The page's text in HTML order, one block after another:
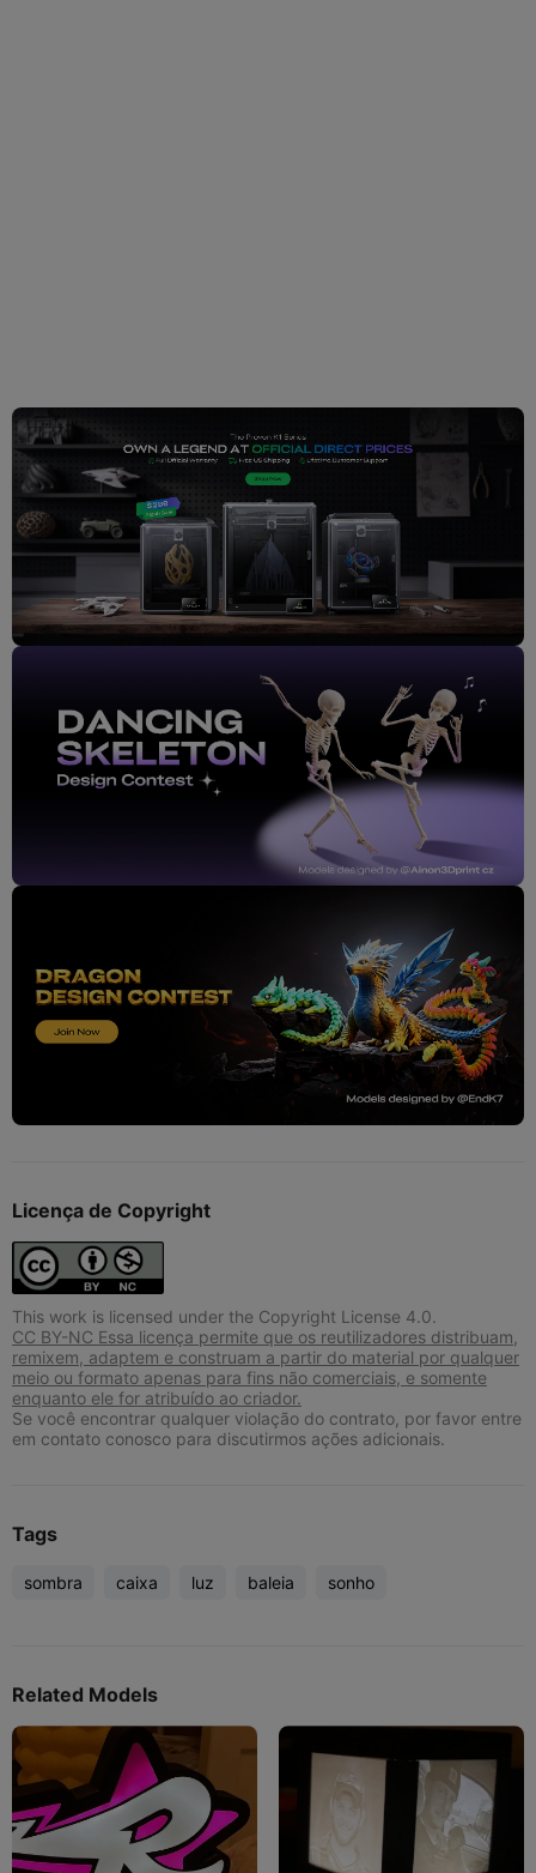
Licença de Copyright
This work is licensed under the Copyright License 4.0.
CC BY-NC Essa licença permite que os reutilizadores distribuam,
remixem, adaptem e construam a partir do material por qualquer
meio ou formato apenas para fins não comerciais, e somente
enquanto ele for atribuído ao criador.
Se você encontrar qualquer violação do contrato, por favor entre
em contato conosco para discutirmos ações adicionais.
Tags
sombra caixa luz baleia sonho
Related Models